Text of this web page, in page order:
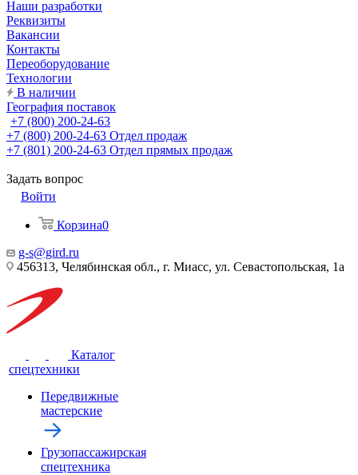
Наши разработки
Реквизиты
Вакансии
Контакты
Переоборудование
Технологии
В наличии
География поставок
+7 (800) 200-24-63
+7 (800) 200-24-63 Отдел продаж
+7 (801) 200-24-63 Отдел прямых продаж
Задать вопрос
Войти
Корзина0
g-s@gird.ru
456313, Челябинская обл., г. Миасс, ул. Севастопольская, 1а
Каталог
спецтехники
Передвижные
мастерские
Грузопассажирская
спецтехника